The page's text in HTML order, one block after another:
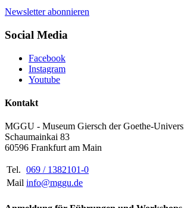
Newsletter abonnieren
Social Media
Facebook
Instagram
Youtube
Kontakt
MGGU - Museum Giersch der Goethe-
Schaumainkai 83
60596 Frankfurt am Main
Tel. 069 / 1382101-0
Mail info@mggu.de